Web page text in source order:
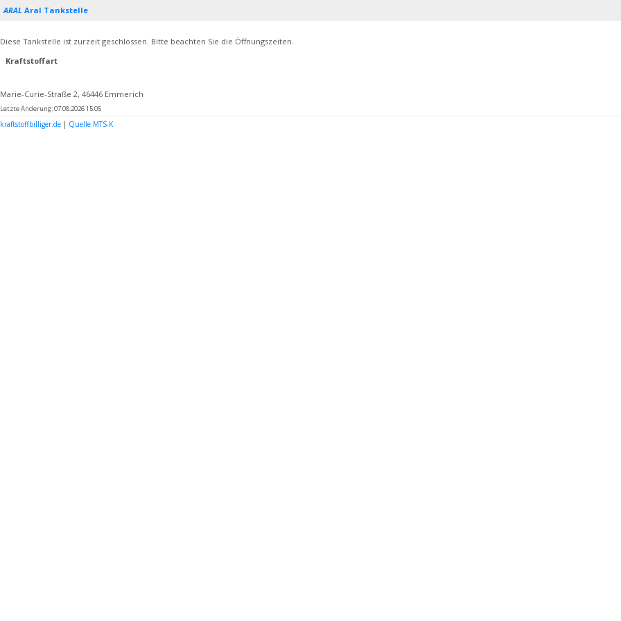
ARAL Aral Tankstelle
Diese Tankstelle ist zurzeit geschlossen. Bitte beachten Sie die Öffnungszeiten.
Kraftstoffart
Marie-Curie-Straße 2, 46446 Emmerich
Letzte Änderung: 07.08.2026 15:05
kraftstoffbilliger.de | Quelle MTS-K